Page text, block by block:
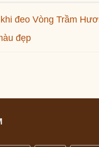
đeo Vòng Trầm
đẹp